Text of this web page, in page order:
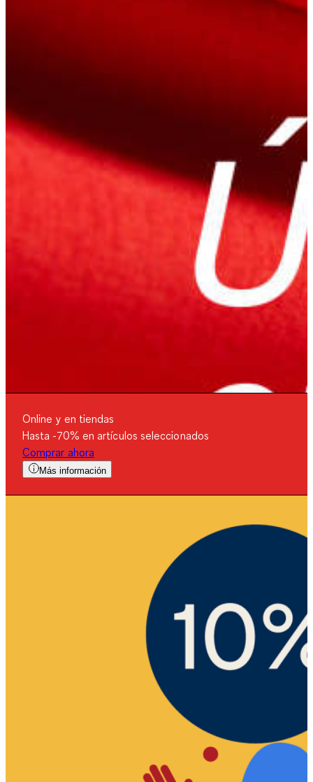
Online y en tiendas
Hasta -70% en artículos seleccionados
Comprar ahora
Más información